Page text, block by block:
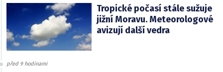
Tropické počasí stále sužuje
jižní Moravu. Meteorologové
avizují další vedra
před 9 hodinami